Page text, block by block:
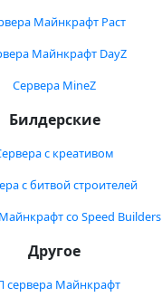
Майнкрафт Раст
Майнкрафт DayZ
Сервера MineZ
Билдерские
с креативом
с битвой строителей
со Speed Builders
Другое
сервера Майнкрафт